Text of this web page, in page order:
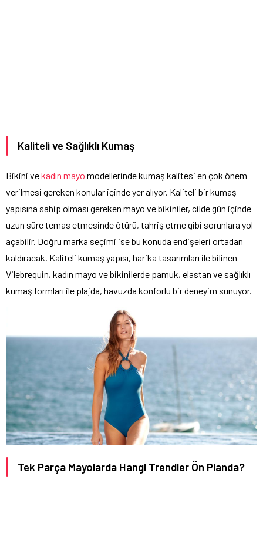
Kaliteli ve Sağlıklı Kumaş
Bikini vekadın mayo modellerinde kumaş kalitesi en çok önem
verilmesi gereken konular içinde yer alıyor. Kaliteli bir kumaş
yapısına sahip olması gereken mayo ve bikiniler, cilde gün içinde
uzun süre temas etmesinde ötürü, tahriş etme gibi sorunlara yol
açabilir. Doğru marka seçimi ise bu konuda endişeleri ortadan
kaldıracak. Kaliteli kumaş yapısı, harika tasarımları ile bilinen
Vilebrequin, kadın mayo ve bikinilerde pamuk, elastan ve sağlıklı
kumaş formları ile plajda, havuzda konforlu bir deneyim sunuyor.
Tek Parça Mayolarda Hangi Trendler Ön Planda?